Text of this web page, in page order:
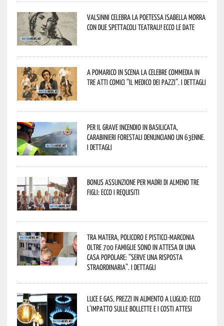
Valsinni celebra la poetessa Isabella Morra
con due spettacoli teatrali! Ecco le date
A Pomarico in scena la celebre commedia in
tre atti comici “Il medico dei pazzi”. I dettagli
Per il grave incendio in Basilicata,
Carabinieri forestali denunciano un 63enne.
I dettagli
Bonus assunzione per madri di almeno tre
figli: ecco i requisiti
Tra Matera, Policoro e Pisticci-Marconia
oltre 700 famiglie sono in attesa di una
casa popolare: “serve una risposta
straordinaria”. I dettagli
Luce e gas, prezzi in aumento a luglio: ecco
l’impatto sulle bollette e i costi attesi